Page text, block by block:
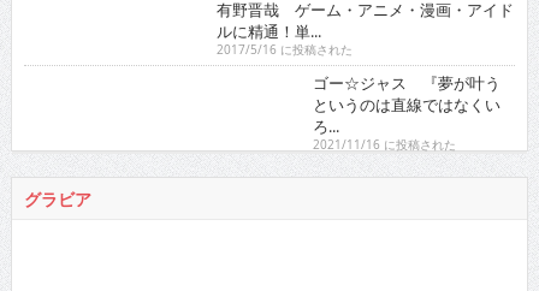
ゴー☆ジャス 『夢が叶うというのは直線ではなくい
2021/11/16 に投稿された